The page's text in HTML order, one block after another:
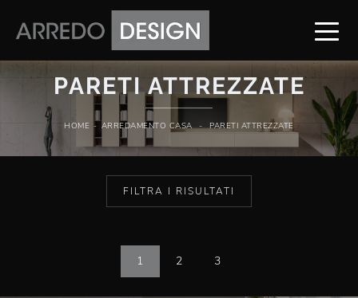
PARETI ATTREZZATE
HOME - ARREDAMENTO CASA - PARETI ATTREZZATE
FILTRA I RISULTATI
1 2 3